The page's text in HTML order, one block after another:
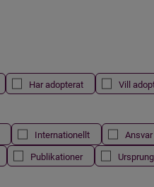
Har adopterat Vill
Internationellt Ansvar
Publikationer